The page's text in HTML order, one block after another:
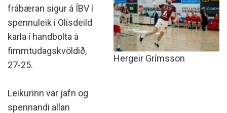
Hergeir Grímsson
frábæran sigur á ÍBV í
spennuleik í Olísdeild
karla í handbolta á
fimmtudagskvöldið,
27-25.
Leikurinn var jafn og
spennandi allan